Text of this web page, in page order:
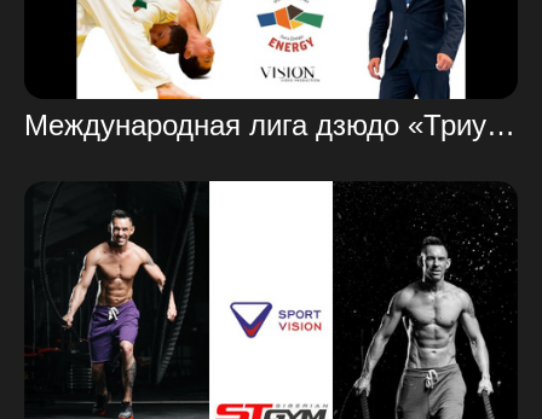
Международная лига дзюдо «Триумф Energy»